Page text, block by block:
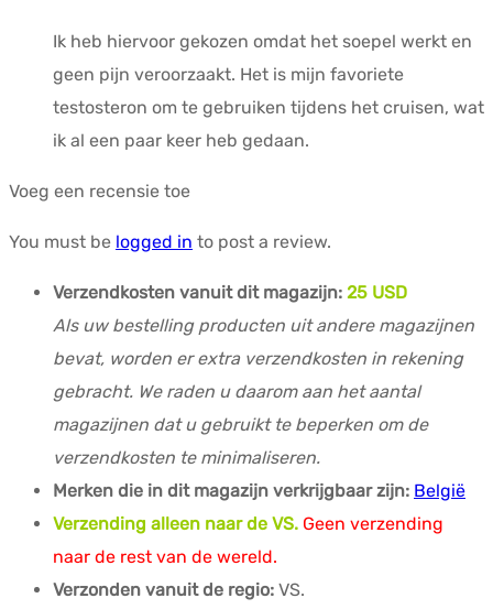
Ik heb hiervoor gekozen omdat het soepel werkt en
geen pijn veroorzaakt. Het is mijn favoriete
testosteron om te gebruiken tijdens het cruisen, wat
ik al een paar keer heb gedaan.
Voeg een recensie toe
You must be logged in to post a review.
Verzendkosten vanuit dit magazijn: 25 USD
Als uw bestelling producten uit andere magazijnen
bevat, worden er extra verzendkosten in rekening
gebracht. We raden u daarom aan het aantal
magazijnen dat u gebruikt te beperken om de
verzendkosten te minimaliseren.
Merken die in dit magazijn verkrijgbaar zijn: België
Verzending alleen naar de VS. Geen verzending
naar de rest van de wereld.
Verzonden vanuit de regio: VS.